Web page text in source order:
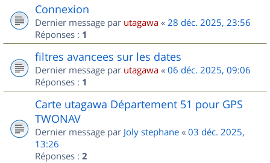
Connexion
Dernier message par utagawa « 28 déc. 2025, 23:56
Réponses : 1
filtres avancees sur les dates
Dernier message par utagawa « 06 déc. 2025, 09:06
Réponses : 1
Carte utagawa Département 51 pour GPS
TWONAV
Dernier message par Joly stephane « 03 déc. 2025,
13:26
Réponses : 2